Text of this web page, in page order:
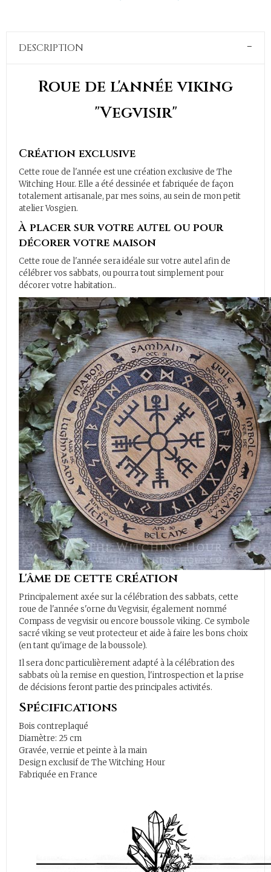
DESCRIPTION
Roue de l'année viking
"Vegvisir"
Création exclusive
Cette roue de l'année est une création exclusive de The
Witching Hour. Elle a été dessinée et fabriquée de façon
totalement artisanale, par mes soins, au sein de mon petit
atelier Vosgien.
À placer sur votre autel ou pour
décorer votre maison
Cette roue de l'année sera idéale sur votre autel afin de
célébrer vos sabbats, ou pourra tout simplement pour
décorer votre habitation..
L'âme de cette création
Principalement axée sur la célébration des sabbats, cette
roue de l'année s'orne du Vegvisir, également nommé
Compass de vegvisir ou encore boussole viking. Ce symbole
sacré viking se veut protecteur et aide à faire les bons choix
(en tant qu'image de la boussole).
Il sera donc particulièrement adapté à la célébration des
sabbats où la remise en question, l'introspection et la prise
de décisions feront partie des principales activités.
Spécifications
Bois contreplaqué
Diamètre: 25 cm
Gravée, vernie et peinte à la main
Design exclusif de The Witching Hour
Fabriquée en France